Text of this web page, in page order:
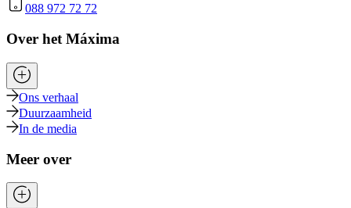
088 972 72 72
Over het Máxima
Ons verhaal
Duurzaamheid
In de media
Meer over